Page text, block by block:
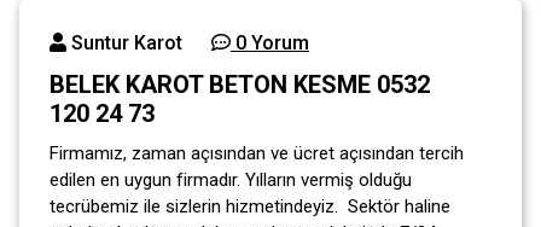
Suntur Karot 0 Yorum
BELEK KAROT BETON KESME 0532
120 24 73
Firmamız, zaman açısından ve ücret açısından tercih
edilen en uygun firmadır. Yılların vermiş olduğu
tecrübemiz ile sizlerin hizmetindeyiz. Sektör haline